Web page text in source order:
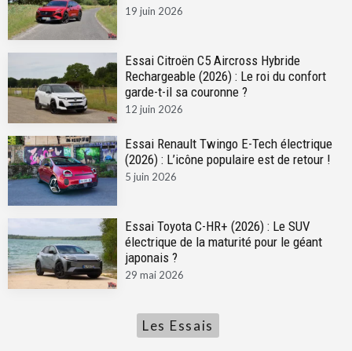
19 juin 2026
Essai Citroën C5 Aircross Hybride
Rechargeable (2026) : Le roi du confort
garde-t-il sa couronne ?
12 juin 2026
Essai Renault Twingo E-Tech électrique
(2026) : L’icône populaire est de retour !
5 juin 2026
Essai Toyota C-HR+ (2026) : Le SUV
électrique de la maturité pour le géant
japonais ?
29 mai 2026
Les Essais